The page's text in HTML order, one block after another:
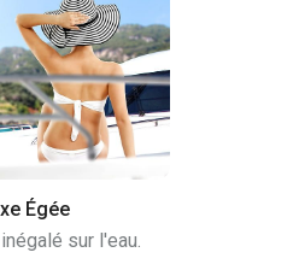
Égée
sur l'eau.